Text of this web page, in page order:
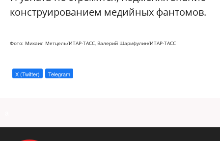
конструированием медийных фантомов.
Фото: Михаил Метцель/ИТАР-ТАСС, Валерий Шарифулин/ИТАР-ТАСС
X (Twitter) Telegram